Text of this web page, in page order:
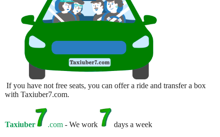
If you have not free seats, you can offer a ride and transfer a box
with Taxiuber7.com.
Taxiuber .com - We work days a week